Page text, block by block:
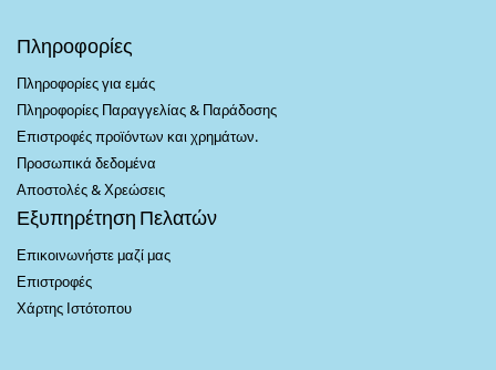
Πληροφορίες
Πληροφορίες για εμάς
Πληροφορίες Παραγγελίας & Παράδοσης
Επιστροφές προϊόντων και χρημάτων.
Προσωπικά δεδομένα
Αποστολές & Χρεώσεις
Εξυπηρέτηση Πελατών
Επικοινωνήστε μαζί μας
Επιστροφές
Χάρτης Ιστότοπου